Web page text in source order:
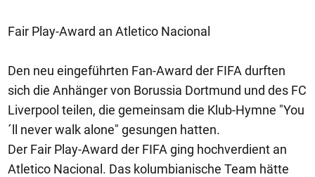
Fair Play-Award an Atletico Nacional
Den neu eingeführten Fan-Award der FIFA durften
sich die Anhänger von Borussia Dortmund und des FC
Liverpool teilen, die gemeinsam die Klub-Hymne "You
´ll never walk alone" gesungen hatten.
Der Fair Play-Award der FIFA ging hochverdient an
Atletico Nacional. Das kolumbianische Team hätte